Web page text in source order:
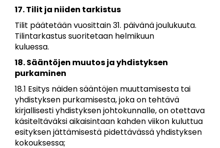
17. Tilit ja niiden tarkistus
Tilit päätetään vuosittain 31. päivänä joulukuuta.
Tilintarkastus suoritetaan helmikuun
kuluessa.
18. Sääntöjen muutos ja yhdistyksen
purkaminen
18.1 Esitys näiden sääntöjen muuttamisesta tai
yhdistyksen purkamisesta, joka on tehtävä
kirjallisesti yhdistyksen johtokunnalle, on otettava
käsiteltäväksi aikaisintaan kahden viikon kuluttua
esityksen jättämisestä pidettävässä yhdistyksen
kokouksessa;